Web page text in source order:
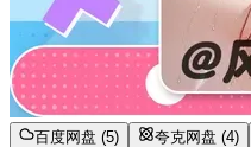
百度网盘 (5) 夸克网盘 (4)